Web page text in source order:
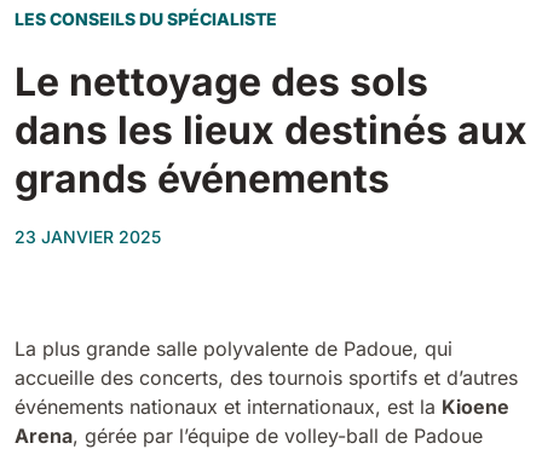
E55
E51
530 mm 2280 m²/h
E71
710 mm 3195 m²/h
Rider 1201
1200 mm 10200 m²/h
Rider Lift
Xtrema
1400 mm 12600 m²/h
LES CONSEILS DU SPÉCIALISTE
Le nettoyage des sols
dans les lieux destinés aux
grands événements
23 JANVIER 2025
La plus grande salle polyvalente de Padoue, qui
accueille des concerts, des tournois sportifs et d’autres
événements nationaux et internationaux, est la Kioene
Arena, gérée par l’équipe de volley-ball de Padoue